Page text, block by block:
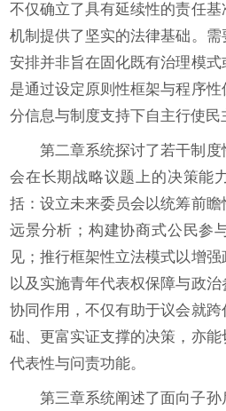
不仅确立了具有延续性的责任
机制提供了坚实的法律基础。
安排并非旨在固化既有治理模
是通过设定原则性框架与程序
分信息与制度支持下自主行使民
第二章系统探讨了若干制
会在长期战略议题上的决策能
括：设立未来委员会以统筹前
远景分析；构建协商式公民参
见；推行框架性立法模式以增强
以及实施青年代表权保障与政
协同作用，不仅有助于议会就
础、更富实证支撑的决策，亦
代表性与问责功能。
第三章系统阐述了面向子